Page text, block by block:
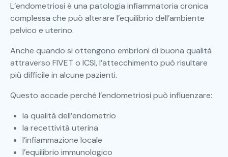
L’endometriosi è una patologia infiammatoria cronica
complessa che può alterare l’equilibrio dell’ambiente
pelvico e uterino.
Anche quando si ottengono embrioni di buona qualità
attraverso FIVET o ICSI, l’attecchimento può risultare
più difficile in alcune pazienti.
Questo accade perché l’endometriosi può influenzare:
la qualità dell’endometrio
la recettività uterina
l’infiammazione locale
l’equilibrio immunologico